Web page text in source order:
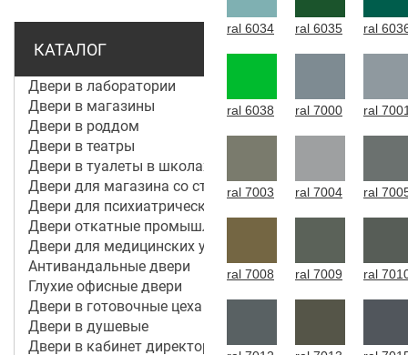
КАТАЛОГ
Двери в лаборатории
Двери в магазины
Двери в роддом
Двери в театры
Двери в туалеты в школах
Двери для магазина со стеклом
Двери для психиатрической больницы
Двери откатные промышленные
Двери для медицинских учреждений и больниц
Антивандальные двери
Глухие офисные двери
Двери в готовочные цеха
Двери в душевые
Двери в кабинет директора, руководителя
ral 6034 ral 6035 ral
ral 6038 ral 7000 ral
ral 7003 ral 7004 ral
ral 7008 ral 7009 ral